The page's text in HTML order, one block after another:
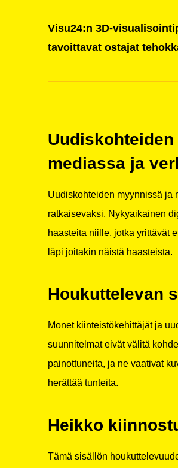
Visu24:n 3D-
tavoittavat ostajat
mediassa ja
Uudiskohteiden myynnissä ja
ratkaisevaksi. Nykyaikainen
haasteita niille, jotka yrittävät
läpi joitakin näistä haasteista.
Houkuttelevan
Monet kiinteistökehittäjät ja
suunnitelmat eivät välitä
painottuneita, ja ne vaativat
herättää tunteita.
Heikko
Tämä sisällön